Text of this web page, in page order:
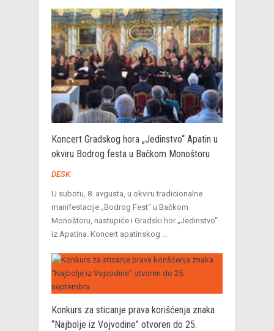
Koncert Gradskog hora „Jedinstvo“ Apatin u
okviru Bodrog festa u Bačkom Monoštoru
DESK
U subotu, 8. avgusta, u okviru tradicionalne
manifestacije „Bodrog Fest“ u Bačkom
Monoštoru, nastupiće i Gradski hor „Jedinstvo“
iz Apatina. Koncert apatinskog …
Konkurs za sticanje prava korišćenja znaka
“Najbolje iz Vojvodine” otvoren do 25.